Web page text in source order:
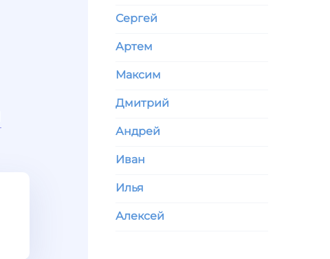
Сергей
Артем
Максим
Дмитрий
Андрей
Иван
Илья
Алексей